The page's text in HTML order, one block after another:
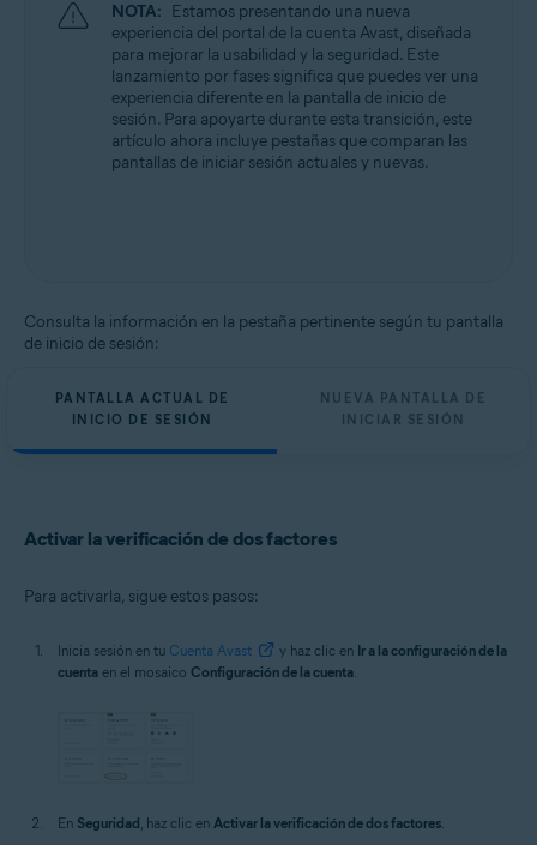
NOTA: Estamos presentando una nueva
experiencia del portal de la cuenta Avast, diseñada
para mejorar la usabilidad y la seguridad. Este
lanzamiento por fases significa que puedes ver una
experiencia diferente en la pantalla de inicio de
sesión. Para apoyarte durante esta transición, este
artículo ahora incluye pestañas que comparan las
pantallas de iniciar sesión actuales y nuevas.
Consulta la información en la pestaña pertinente según tu pantalla
de inicio de sesión:
PANTALLA ACTUAL DE
INICIO DE SESIÓN
NUEVA PANTALLA DE
INICIAR SESIÓN
Activar la verificación de dos factores
Para activarla, sigue estos pasos:
Inicia sesión en tu Cuenta Avast y haz clic en Ir a la configuración de la
cuenta en el mosaico Configuración de la cuenta.
En Seguridad , haz clic en Activar la verificación de dos factores